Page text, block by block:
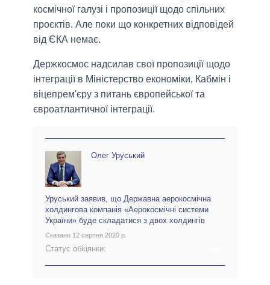
космічної галузі і пропозиції щодо спільних
проєктів. Але поки що конкретних відповідей
від ЄКА немає.
Держкосмос надсилав свої пропозиції щодо
інтеграції в Міністерство економіки, Кабмін і
віцепрем'єру з питань європейської та
євроатлантичної інтеграції.
Олег Уруський
Уруський заявив, що Державна аерокосмічна
холдингова компанія «Аерокосмічні системи
України» буде складатися з двох холдингів
Сказано 12 серпня 2020 р.
Статус обіцянки: